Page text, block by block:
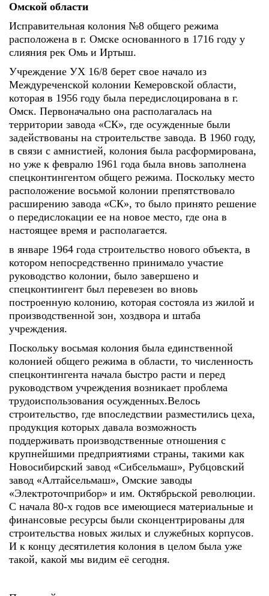
Омской области
Исправительная колония №8 общего режима
расположена в г. Омске основанного в 1716 году у
слияния рек Омь и Иртыш.
Учреждение УХ 16/8 берет свое начало из
Междуреченской колонии Кемеровской области,
которая в 1956 году была передислоцирована в г.
Омск. Первоначально она располагалась на
территории завода «СК», где осужденные были
задействованы на строительстве завода. В 1960 году,
в связи с амнистией, колония была расформирована,
но уже к февралю 1961 года была вновь заполнена
спецконтингентом общего режима. Поскольку место
расположение восьмой колонии препятствовало
расширению завода «СК», то было принято решение
о передислокации ее на новое место, где она в
настоящее время и располагается.
в январе 1964 года строительство нового объекта, в
котором непосредственно принимало участие
руководство колонии, было завершено и
спецконтингент был перевезен во вновь
построенную колонию, которая состояла из жилой и
производственной зон, хоздвора и штаба
учреждения.
Поскольку восьмая колония была единственной
колонией общего режима в области, то численность
спецконтингента начала быстро расти и перед
руководством учреждения возникает проблема
трудоиспользования осужденных.Велось
строительство, где впоследствии разместились цеха,
продукция которых давала возможность
поддерживать производственные отношения с
крупнейшими предприятиями страны, такими как
Новосибирский завод «Сибсельмаш», Рубцовский
завод «Алтайсельмаш», Омские заводы
«Электроточприбор» и им. Октябрьской революции.
С начала 80-х годов все имеющиеся материальные и
финансовые ресурсы были сконцентрированы для
строительства новых жилых и служебных корпусов.
И к концу десятилетия колония в целом была уже
такой, какой мы видим её сегодня.